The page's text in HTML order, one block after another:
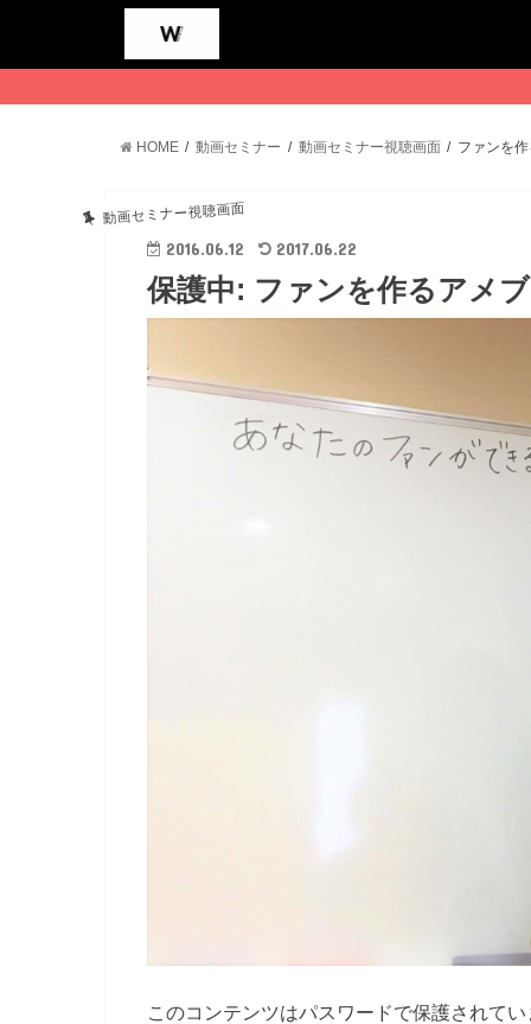
HOME 動画セミナー 動画セミナー視聴画面 ファンを
動画セミナー視聴画面
2016.06.12 2017.06.22
保護中: ファンを作るアメ
このコンテンツはパスワードで保護されて